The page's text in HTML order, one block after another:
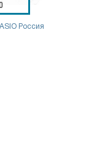
Россия